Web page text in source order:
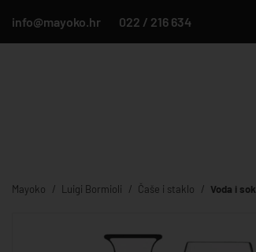
info@mayoko.hr 022 / 216 634
Mayoko Luigi Bormioli Čaše i staklo Voda i sok